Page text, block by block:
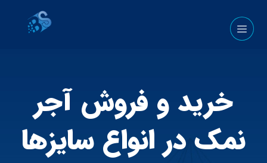
خرید و فروش آجر
نمک در انواع سایزها